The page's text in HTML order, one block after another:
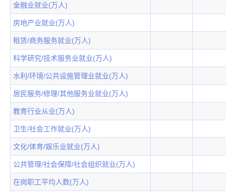
金融业就业(万人)
房地产业就业(万人)
租赁/商务服务就业(万人)
科学研究/技术服务业就业(万人)
水利/环境/公共设施管理业就业(万人)
居民服务/修理/其他服务业就业(万人)
教育行业从业(万人)
卫生/社会工作就业(万人)
文化/体育/娱乐业就业(万人)
公共管理/社会保障/社会组织就业(万人)
在岗职工平均人数(万人)